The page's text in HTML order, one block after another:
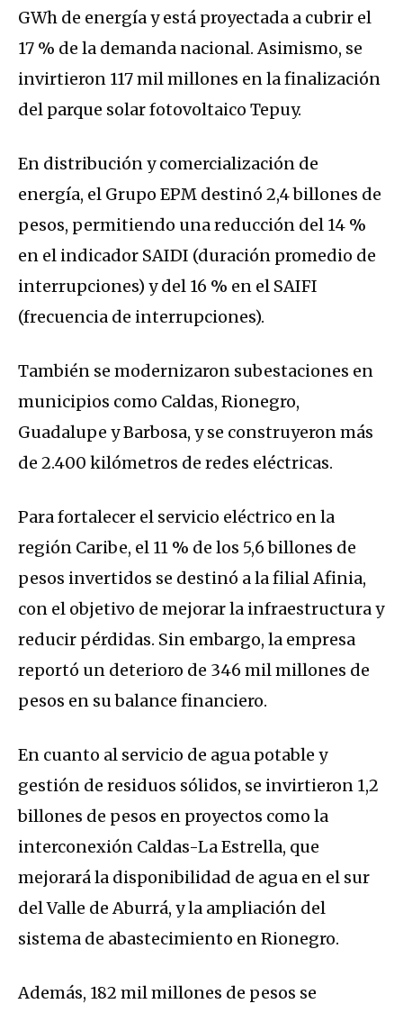
GWh de energía y está proyectada a cubrir el
17 % de la demanda nacional. Asimismo, se
invirtieron 117 mil millones en la finalización
del parque solar fotovoltaico Tepuy.
En distribución y comercialización de
energía, el Grupo EPM destinó 2,4 billones de
pesos, permitiendo una reducción del 14 %
en el indicador SAIDI (duración promedio de
interrupciones) y del 16 % en el SAIFI
(frecuencia de interrupciones).
También se modernizaron subestaciones en
municipios como Caldas, Rionegro,
Guadalupe y Barbosa, y se construyeron más
de 2.400 kilómetros de redes eléctricas.
Para fortalecer el servicio eléctrico en la
región Caribe, el 11 % de los 5,6 billones de
pesos invertidos se destinó a la filial Afinia,
con el objetivo de mejorar la infraestructura y
reducir pérdidas. Sin embargo, la empresa
reportó un deterioro de 346 mil millones de
pesos en su balance financiero.
En cuanto al servicio de agua potable y
gestión de residuos sólidos, se invirtieron 1,2
billones de pesos en proyectos como la
interconexión Caldas-La Estrella, que
mejorará la disponibilidad de agua en el sur
del Valle de Aburrá, y la ampliación del
sistema de abastecimiento en Rionegro.
Además, 182 mil millones de pesos se